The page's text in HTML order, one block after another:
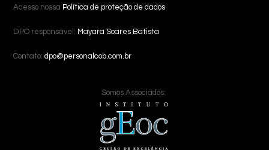
Acesso nossa Política de proteção de dados
DPO responsável: Mayara Soares Batista
Contato:dpo@personalcob.com.br
Somos Associados: